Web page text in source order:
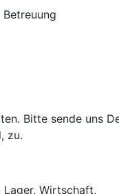
Bitte sende uns
zu.
Lager, Wirtschaft,